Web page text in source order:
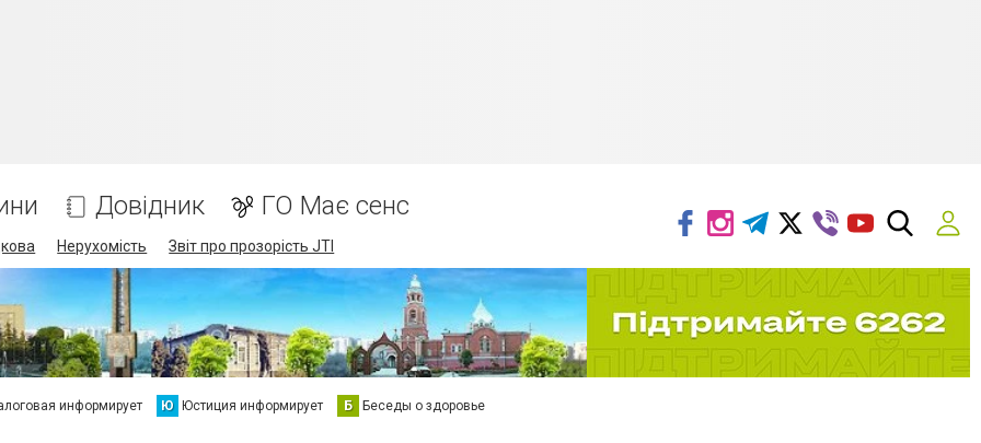
Довідник ГО Має сенс
Нерухомість Звіт про прозорість JTI
информирует Ю Юстиция информирует Б Беседы о здоровье